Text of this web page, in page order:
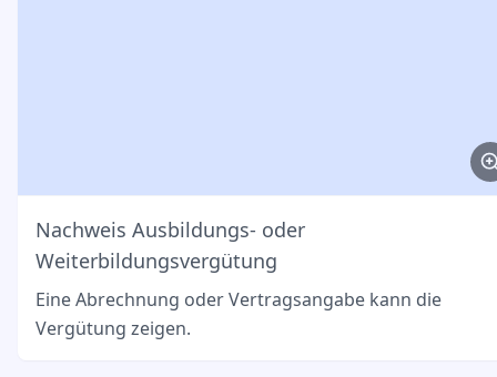
Nachweis Ausbildungs- oder
Weiterbildungsvergütung
Eine Abrechnung oder Vertragsangabe kann die
Vergütung zeigen.